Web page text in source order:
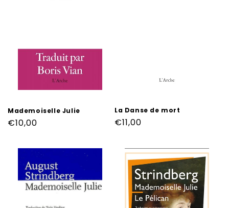
Mademoiselle Julie
Prix
€10,00
La Danse de mort
Prix
€11,00